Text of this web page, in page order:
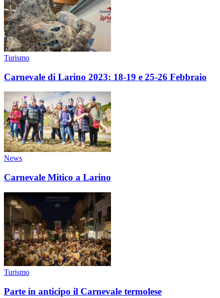
Turismo
Carnevale di Larino 2023: 18-19 e 25-26 Febbraio
News
Carnevale Mitico a Larino
Turismo
Parte in anticipo il Carnevale termolese